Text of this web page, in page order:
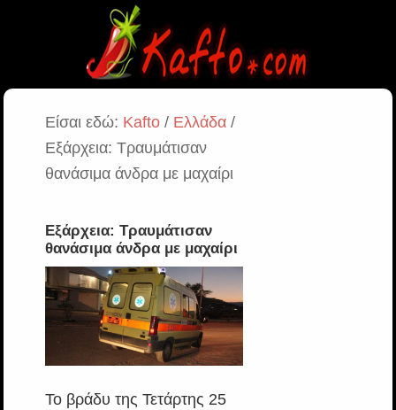
Είσαι εδώ: Kafto/ Ελλάδα/
Εξάρχεια: Τραυμάτισαν
θανάσιμα άνδρα με μαχαίρι
Εξάρχεια: Τραυμάτισαν
θανάσιμα άνδρα με μαχαίρι
Το βράδυ της Τετάρτης 25